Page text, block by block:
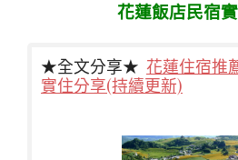
花蓮飯店民宿
★全文分享★ 花蓮住宿推
實住分享(持續更新)